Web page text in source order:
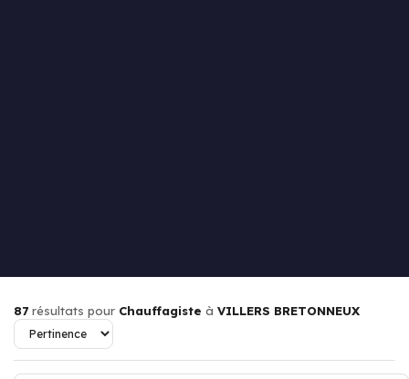
87 résultats pour Chauffagiste à VILLERS BRETONNEUX